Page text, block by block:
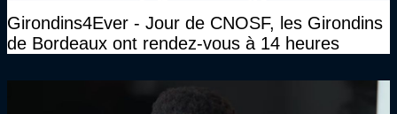
Girondins4Ever - Jour de CNOSF, les Girondins
de Bordeaux ont rendez-vous à 14 heures